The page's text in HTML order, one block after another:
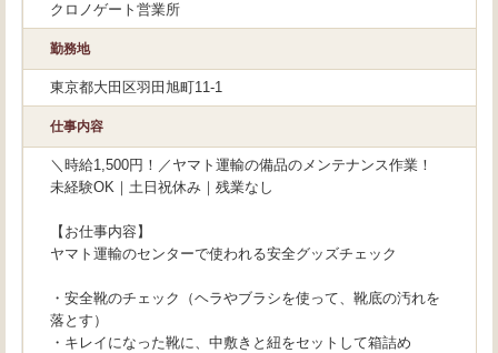
クロノゲート営業所
勤務地
東京都大田区羽田旭町11-1
仕事内容
＼時給1,500円！／ヤマト運輸の備品のメンテナンス作業！
未経験OK｜土日祝休み｜残業なし
【お仕事内容】
ヤマト運輸のセンターで使われる安全グッズチェック
・安全靴のチェック（ヘラやブラシを使って、靴底の汚れを
落とす）
・キレイになった靴に、中敷きと紐をセットして箱詰め